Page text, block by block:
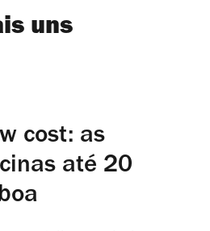
uns
cost: as
até 20